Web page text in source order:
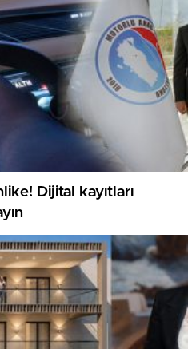
Dijital kayıtları